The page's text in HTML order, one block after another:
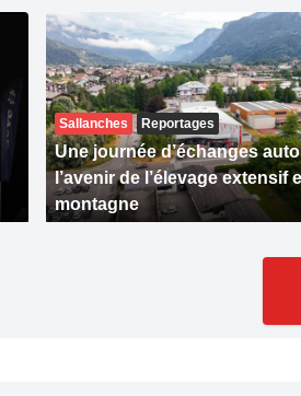
Sallanches Reportages
Une journée d’échanges
l’avenir de l’élevage extensif
montagne